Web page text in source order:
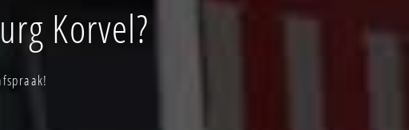
Korvel?